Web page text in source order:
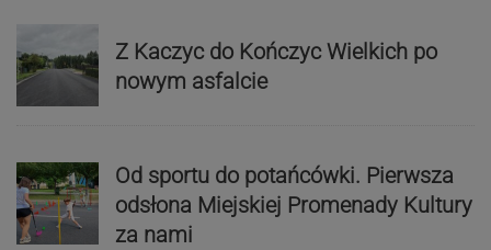
Z Kaczyc do Kończyc Wielkich po
nowym asfalcie
Od sportu do potańcówki. Pierwsza
odsłona Miejskiej Promenady Kultury
za nami